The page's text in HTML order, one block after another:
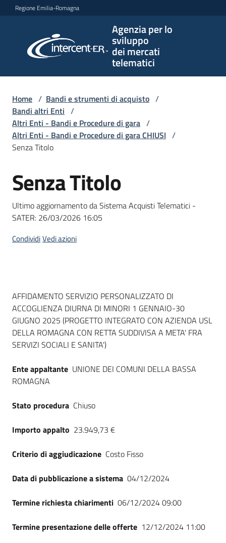
Vai al contenuto
Vai alla navigazione
Vai al footer
Regione Emilia-Romagna
Agenzia per lo
sviluppo
dei mercati
telematici
per lo
sviluppo
telematici
L'Agenzia
Bandi
strumenti
di
acquisto
Piattaforme
telematiche
English
Seguici
su
Home / Bandi e strumenti di acquisto /
Bandi altri Enti /
Altri Enti - Bandi e Procedure di gara /
Altri Enti - Bandi e Procedure di gara CHIUSI /
Senza Titolo
Salta al contenuto
Senza Titolo
Ultimo aggiornamento da Sistema Acquisti Telematici -
SATER: 26/03/2026 16:05
CondividiVedi azioni
Dati del bando
AFFIDAMENTO SERVIZIO PERSONALIZZATO DI
ACCOGLIENZA DIURNA DI MINORI 1 GENNAIO-30
GIUGNO 2025 (PROGETTO INTEGRATO CON AZIENDA USL
DELLA ROMAGNA CON RETTA SUDDIVISA A META' FRA
SERVIZI SOCIALI E SANITA')
Ente appaltante UNIONE DEI COMUNI DELLA BASSA
ROMAGNA
Stato procedura Chiuso
Importo appalto 23.949,73 €
Criterio di aggiudicazione Costo Fisso
Data di pubblicazione a sistema 04/12/2024
Termine richiesta chiarimenti 06/12/2024 09:00
Termine presentazione delle offerte 12/12/2024 11:00